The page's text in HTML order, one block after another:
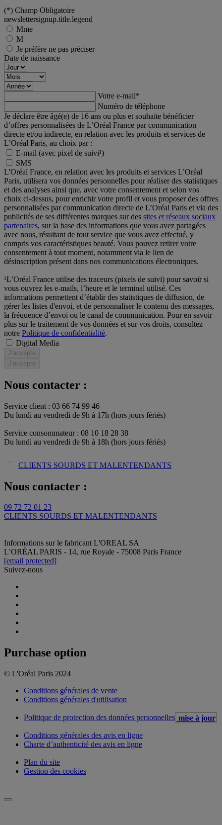
(*) Champ Obligatoire
newslettersignup.title.legend
Mme
M
Je préfère ne pas préciser
Date de naissance
Votre e-mail*
Numéro de téléphone
Je déclare être âgé(e) de 16 ans ou plus et souhaite bénéficier
d’offres personnalisées de L’Oréal France par communication
directe et/ou indirecte, en relation avec les produits et services de
L’Oréal Paris, au choix par :
E-mail (avec pixel de suivi¹)
SMS
L'Oréal France, en relation avec les produits et services L’Oréal
Paris, utilisera vos données personnelles pour réaliser des statistiques
et des analyses ainsi que, avec votre consentement et selon vos
choix ci-dessus, pour enrichir votre profil et vous proposer des offres
personnalisées par communication directe de L’Oréal Paris et via des
publicités de ses différentes marques sur des sites et réseaux sociaux
partenaires, sur la base des informations que vous avez partagées
avec nous, résultant de tout service que vous avez effectué, y
compris vos caractéristiques beauté. Vous pouvez retirer votre
consentement à tout moment, notamment via le lien de
désinscription présent dans nos communications électroniques.
¹L’Oréal France utilise des traceurs (pixels de suivi) pour savoir si
vous ouvrez les e-mails, l’heure et le terminal utilisé. Ces
informations permettent d’établir des statistiques de diffusion, de
gérer les listes d'envoi, et de personnaliser le contenu des messages,
la fréquence d’envoi ou le canal de communication. Pour en savoir
plus sur le traitement de vos données et sur vos droits, consultez
notre Politique de confidentialité.
Digital Media
J’accepte
J’accepte
Nous contacter :
Service client : 03 66 74 99 46
Du lundi au vendredi de 9h à 17h (hors jours fériés)​
Service consommateur : 08 10 18 28 38
Du lundi au vendredi de 9h à 18h (hors jours fériés)
CLIENTS SOURDS ET MALENTENDANTS
Nous contacter :
09 72 72 01 23
CLIENTS SOURDS ET MALENTENDANTS
Informations sur le fabricant L'OREAL SA
L’ORÉAL PARIS - 14, rue Royale - 75008 Paris France
[email protected]
Suivez-nous
Purchase option
© L'Oréal Paris 2024
Conditions générales de vente
Conditions générales d'utilisation
Politique de protection des données personnelles mise à jour
Conditions générales des avis en ligne
Charte d’authenticité des avis en ligne
Plan du site
Gestion des cookies